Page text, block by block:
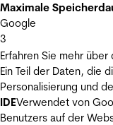
Maximale
Google
3
Erfahren Sie mehr
Ein Teil der Daten, die
Personalisierung und
IDEVerwendet von
Benutzers auf der